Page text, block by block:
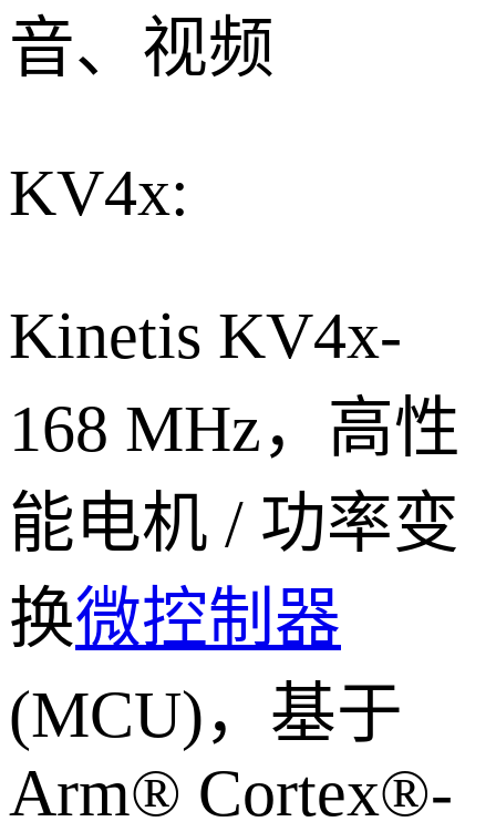
音、视频
KV4x:
Kinetis KV4x-
168 MHz，高性
能电机 / 功率变
换微控制器
(MCU)，基于
Arm® Cortex®-